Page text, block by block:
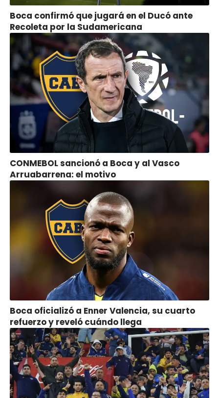
Boca confirmó que jugará en el Ducó ante
Recoleta por la Sudamericana
CONMEBOL sancionó a Boca y al Vasco
Arruabarrena: el motivo
Boca oficializó a Enner Valencia, su cuarto
refuerzo y reveló cuándo llega